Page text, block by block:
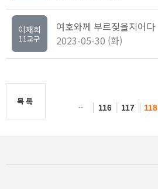
이재희
11교구
여호와께 부르짖을지어다
2023-05-30 (화)
목록
116 117 118